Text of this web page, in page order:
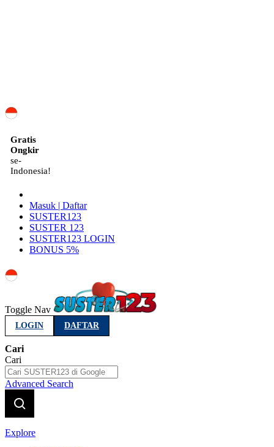
Gratis
Ongkir
se-
Indonesia!
Masuk | Daftar
SUSTER123
SUSTER 123
SUSTER123 LOGIN
BONUS 5%
Toggle Nav
LOGIN DAFTAR
Cari
Cari
Advanced Search
Explore